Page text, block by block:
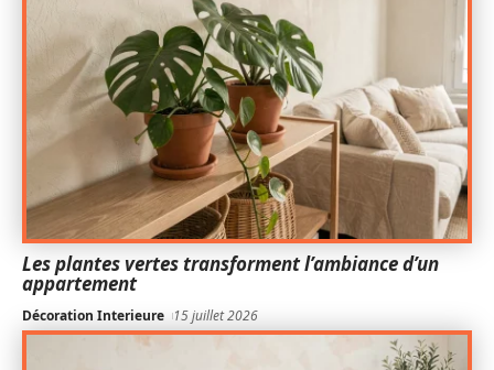
Les plantes vertes transforment l’ambiance d’un
appartement
Décoration Interieure 15 juillet 2026